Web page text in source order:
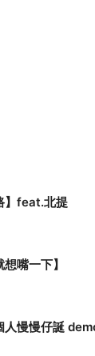
】feat.北提
嘴一下】